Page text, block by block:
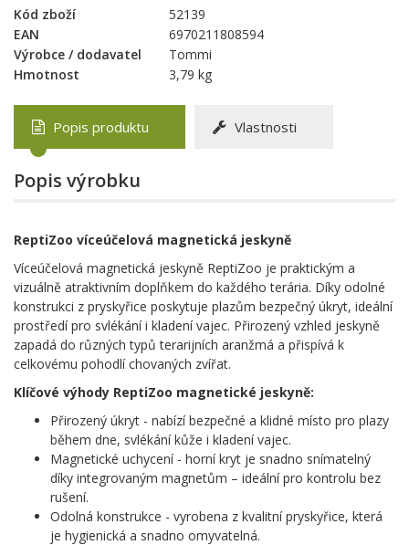
Kód zboží
52139
EAN
6970211808594
Výrobce / dodavatel
Tommi
Hmotnost
3,79 kg
Popis produktu Vlastnosti
Popis výrobku
ReptiZoo víceúčelová magnetická jeskyně
Víceúčelová magnetická jeskyně ReptiZoo je praktickým a
vizuálně atraktivním doplňkem do každého terária. Díky odolné
konstrukci z pryskyřice poskytuje plazům bezpečný úkryt, ideální
prostředí pro svlékání i kladení vajec. Přirozený vzhled jeskyně
zapadá do různých typů terarijních aranžmá a přispívá k
celkovému pohodlí chovaných zvířat.
Klíčové výhody ReptiZoo magnetické jeskyně:
Přirozený úkryt - nabízí bezpečné a klidné místo pro plazy
během dne, svlékání kůže i kladení vajec.
Magnetické uchycení - horní kryt je snadno snímatelný
díky integrovaným magnetům – ideální pro kontrolu bez
rušení.
Odolná konstrukce - vyrobena z kvalitní pryskyřice, která
je hygienická a snadno omyvatelná.